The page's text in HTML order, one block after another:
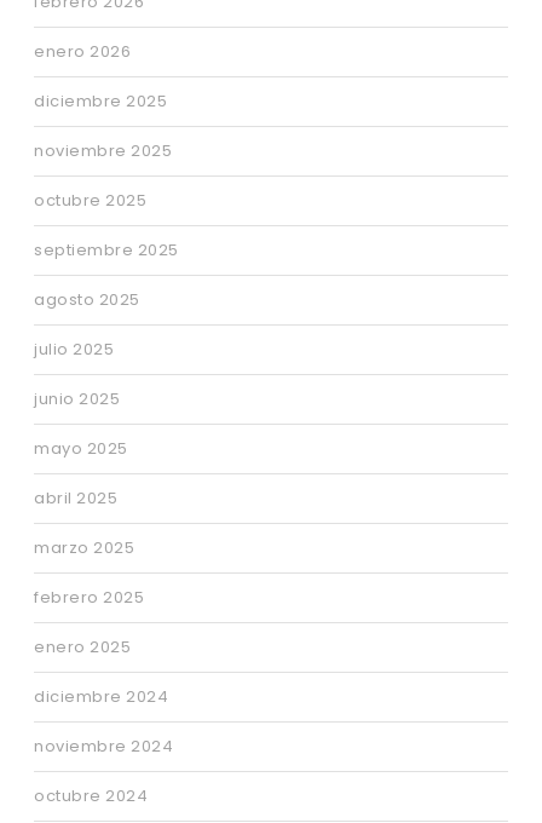
enero 2026
diciembre 2025
noviembre 2025
octubre 2025
septiembre 2025
agosto 2025
julio 2025
junio 2025
mayo 2025
abril 2025
marzo 2025
febrero 2025
enero 2025
diciembre 2024
noviembre 2024
octubre 2024